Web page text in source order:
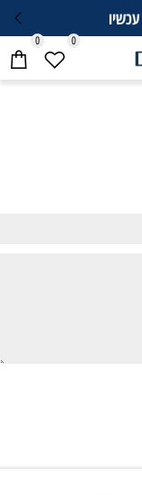
0 0